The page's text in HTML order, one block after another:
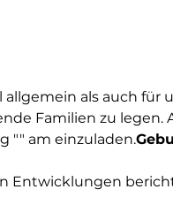
als auch für
Familien zu legen.
"" am einzuladen.
Entwicklungen